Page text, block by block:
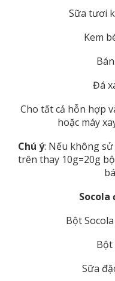
Sữa tươi
Kem
Đá
Cho tất cả hỗn hợp
hoặc máy
Chú ý: Nếu không
trên thay 10g=20g
Socola
Bột
Bột
Sữa